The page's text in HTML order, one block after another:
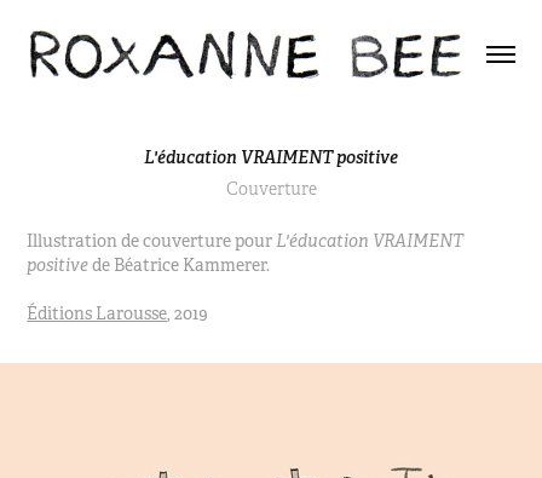
L'éducation VRAIMENT positive
Couverture
Illustration de couverture pourL'éducation VRAIMENT
positivede Béatrice Kammerer.
Éditions Larousse, 2019